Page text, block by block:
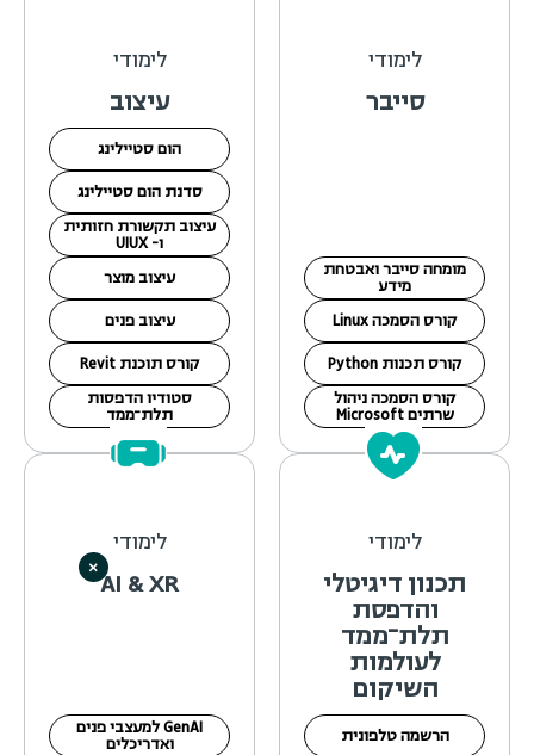
לימודי
סייבר
מומחה סייבר ואבטחת
מידע
קורס הסמכה Linux
קורס תכנות Python
קורס הסמכה ניהול
שרתים Microsoft
לימודי
עיצוב
הום סטיילינג
סדנת הום סטיילינג
עיצוב תקשורת חזותית
ו- UIUX
עיצוב מוצר
עיצוב פנים
קורס תוכנת Revit
סטודיו הדפסות
תלת־ממד
לימודי
תכנון דיגיטלי
והדפסת
תלת־ממד
לעולמות
השיקום
הרשמה טלפונית
לימודי
AI & XR
GenAI למעצבי פנים
ואדריכלים
×